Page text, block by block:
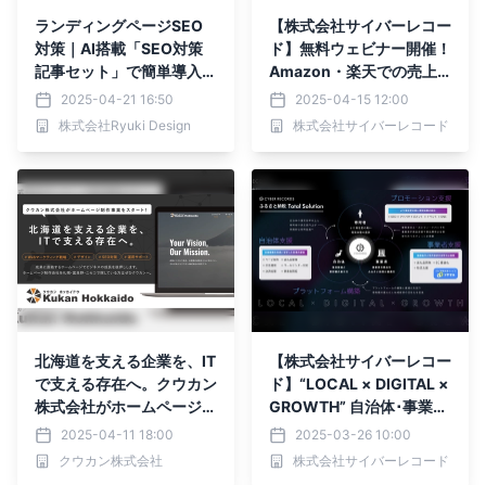
ランディングページSEO
対策｜AI搭載「SEO対策
記事セット」で簡単導入を
実現2025-04-21 16:50
株式会社Ryuki Design
【株式会社サイバーレコー
ド】無料ウェビナー開催！
Amazon・楽天での売上
アップを目指すEC事業者
必見！ モールECのプロが
語る最新戦略とは
2025-04-15 12:00
株式会社サイバーレコード
北海道を支える企業を、IT
で支える存在へ。クウカン
株式会社がホームページ制
作事業をスタート！
2025-04-11 18:00
クウカン株式会社
【株式会社サイバーレコー
ド】“LOCAL × DIGITAL ×
GROWTH” 自治体･事業者
へのトータルソリューショ
ンの展開を拡大
2025-03-26 10:00
株式会社サイバーレコード